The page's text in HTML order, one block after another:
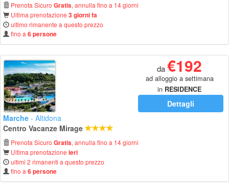
Prenota Sicuro Gratis, annulla fino a 14 giorni
Ultima prenotazione 3 giorni fa
ultimo rimanente a questo prezzo
fino a 6 persone
da€192
ad alloggio a settimana
in RESIDENCE
Dettagli
Marche - Altidona
Centro Vacanze Mirage
Prenota Sicuro Gratis, annulla fino a 14 giorni
Ultima prenotazione ieri
ultimi 2 rimanenti a questo prezzo
fino a 6 persone